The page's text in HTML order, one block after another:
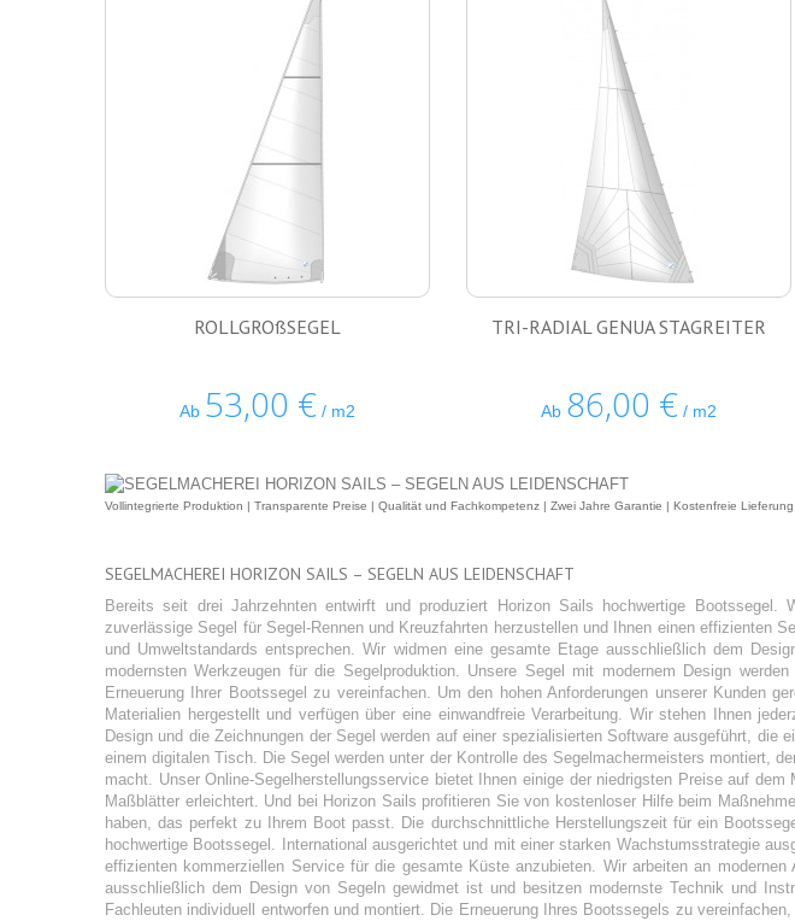
ROLLGROßSEGEL
Ab 53,00 € / m2
TRI-RADIAL GENUA STAGREITER
Ab 86,00 € / m2
Vollintegrierte Produktion | Transparente Preise | Qualität und Fachkompetenz | Zwei Jahre Garantie | Kostenfreie
SEGELMACHEREI HORIZON SAILS – SEGELN AUS LEIDENSCHAFT
Bereits seit drei Jahrzehnten entwirft und produziert Horizon Sails hochwertige
zuverlässige Segel für Segel-Rennen und Kreuzfahrten herzustellen und Ihnen einen effizienten
und Umweltstandards entsprechen. Wir widmen eine gesamte Etage ausschließlich dem
modernsten Werkzeugen für die Segelproduktion. Unsere Segel mit modernem Design
Erneuerung Ihrer Bootssegel zu vereinfachen. Um den hohen Anforderungen unserer Kunden
Materialien hergestellt und verfügen über eine einwandfreie Verarbeitung. Wir stehen Ihnen
Design und die Zeichnungen der Segel werden auf einer spezialisierten Software ausgeführt,
einem digitalen Tisch. Die Segel werden unter der Kontrolle des Segelmachermeisters montiert,
macht. Unser Online-Segelherstellungsservice bietet Ihnen einige der niedrigsten Preise auf
Maßblätter erleichtert. Und bei Horizon Sails profitieren Sie von kostenloser Hilfe beim
haben, das perfekt zu Ihrem Boot passt. Die durchschnittliche Herstellungszeit für ein
hochwertige Bootssegel. International ausgerichtet und mit einer starken Wachstumsstrategie
effizienten kommerziellen Service für die gesamte Küste anzubieten. Wir arbeiten an
ausschließlich dem Design von Segeln gewidmet ist und besitzen modernste Technik und
Fachleuten individuell entworfen und montiert. Die Erneuerung Ihres Bootssegels zu